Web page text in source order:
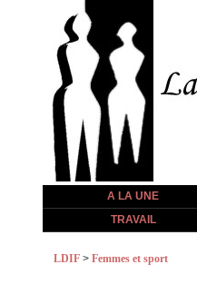
A LA UNE
TRAVAIL
LDIF > Femmes et sport